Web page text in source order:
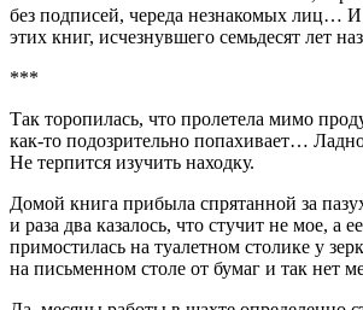
без подписей, череда незнакомых лиц… И
этих книг, исчезнувшего семьдесят лет
***
Так торопилась, что пролетела мимо
как-то подозрительно попахивает…
Не терпится изучить находку.
Домой книга прибыла спрятанной за
и раза два казалось, что стучит не мое, а
примостилась на туалетном столике у
на письменном столе от бумаг и так нет